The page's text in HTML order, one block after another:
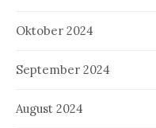
Oktober 2024
September 2024
August 2024